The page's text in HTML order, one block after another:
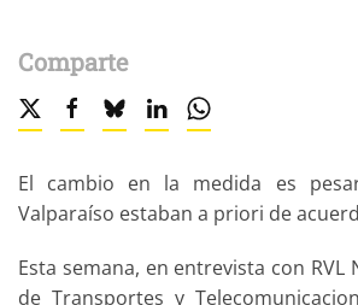
Comparte
El cambio en la medida es
Valparaíso estaban a priori de
Esta semana, en entrevista con RVL
de Transportes y